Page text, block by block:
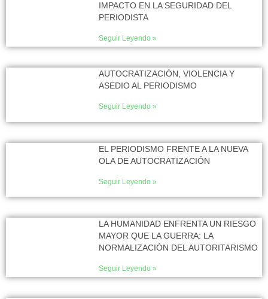
IMPACTO EN LA SEGURIDAD DEL
PERIODISTA
Seguir Leyendo »
AUTOCRATIZACIÓN, VIOLENCIA Y
ASEDIO AL PERIODISMO
Seguir Leyendo »
EL PERIODISMO FRENTE A LA NUEVA
OLA DE AUTOCRATIZACIÓN
Seguir Leyendo »
LA HUMANIDAD ENFRENTA UN RIESGO
MAYOR QUE LA GUERRA: LA
NORMALIZACIÓN DEL AUTORITARISMO
Seguir Leyendo »